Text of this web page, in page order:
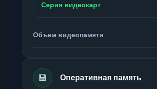
Серия видеокарт
Объем видеопамяти
💾 Оперативная память